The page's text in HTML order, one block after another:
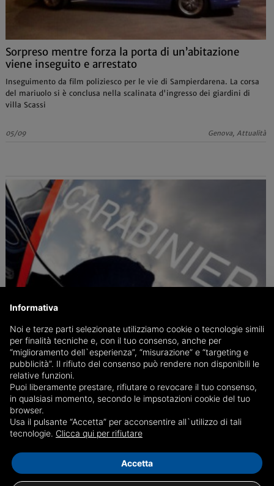
Sorpreso mentre forza la porta di un’abitazione
viene inseguito e arrestato
Inseguimento da film poliziesco per le vie di Sampierdarena. La corsa
del mariuolo si è conclusa nella scalinata d'ingresso dei giardini di
villa Scassi
05/09 Genova, Attualità
Genova, due arresti e una denuncia per spaccio
E' finito a Marassi un ventottenne pregiudicato algerino, senza fissa
dimora e irregolare sul territorio nazionale
29/08 Genova, Cronaca
Informativa
Noi e terze parti selezionate utilizziamo cookie o tecnologie simili
per finalità tecniche e, con il tuo consenso, anche per
“miglioramento dell`esperienza”, “misurazione” e “targeting e
pubblicità”. Il rifiuto del consenso può rendere non disponibili le
relative funzioni.
Puoi liberamente prestare, rifiutare o revocare il tuo consenso,
in qualsiasi momento, secondo le impsotazioni cookie del tuo
browser.
Usa il pulsante “Accetta” per acconsentire all`utilizzo di tali
tecnologie. Clicca qui per rifiutare
Accetta